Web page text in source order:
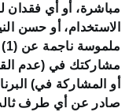
مباشرة، أو أي فقدان
الاستخدام، أو حسن
مشاركتك في (عدم